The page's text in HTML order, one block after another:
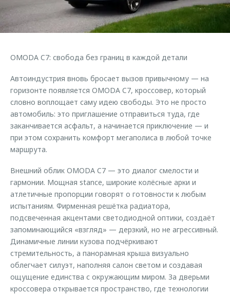
Кредитный калькулятор
Одежда и сувениры
Оригинальные аксессуары
Запчасти
Трейд-ин
Калькулятор трейд-ин
Клиентская поддержка
O&J Автоклуб
Приложение O&J
Аксессуары
Одежда и сувениры
Оригинальные аксессуары
Запчасти
Обратная связь
OMODA C7: свобода без границ в каждой детали
Автоиндустрия вновь бросает вызов привычному — на
горизонте появляется OMODA C7, кроссовер, который
словно воплощает саму идею свободы. Это не просто
автомобиль: это приглашение отправиться туда, где
заканчивается асфальт, а начинается приключение — и
при этом сохранить комфорт мегаполиса в любой точке
маршрута.
Внешний облик OMODA C7 — это диалог смелости и
гармонии. Мощная stance, широкие колёсные арки и
атлетичные пропорции говорят о готовности к любым
испытаниям. Фирменная решётка радиатора,
подсвеченная акцентами светодиодной оптики, создаёт
запоминающийся «взгляд» — дерзкий, но не агрессивный.
Динамичные линии кузова подчёркивают
стремительность, а панорамная крыша визуально
облегчает силуэт, наполняя салон светом и создавая
ощущение единства с окружающим миром. За дверьми
кроссовера открывается пространство, где технологии